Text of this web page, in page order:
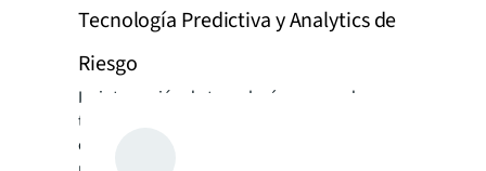
Tecnología Predictiva y Analytics de
Riesgo
La integración de tecnologías avanzadas
transforma la capacidad de las
organizaciones para anticipar y mitigar